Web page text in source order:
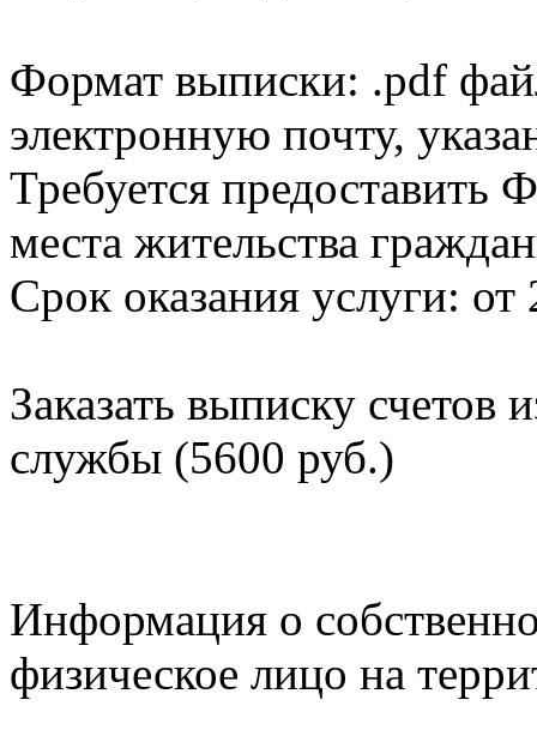
Формат выписки: .pdf
электронную почту,
Требуется
места жительства
Срок оказания услуги: от
Заказать выписку счетов
службы (5600 руб.)
Информация о
физическое лицо на